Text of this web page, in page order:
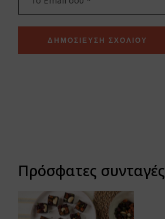
ΔΗΜΟΣΊΕΥΣΗ ΣΧΟΛΊΟΥ
Πρόσφατες συνταγές